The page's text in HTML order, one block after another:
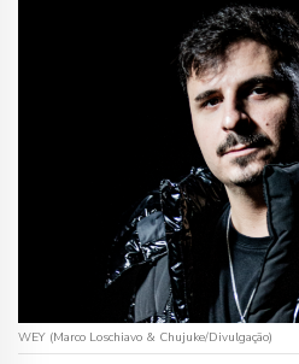
WEY (Marco Loschiavo & Chujuke/Divulgação)